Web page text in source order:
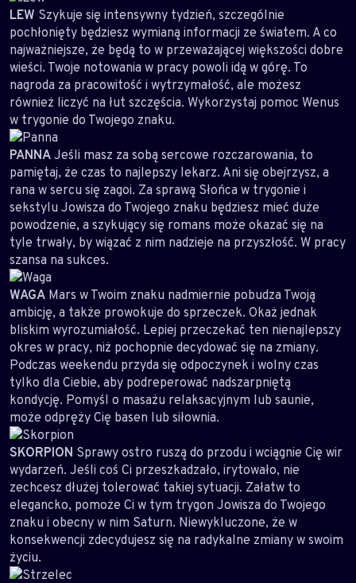
LEW Szykuje się intensywny tydzień, szczególnie
pochłonięty będziesz wymianą informacji ze światem. A co
najważniejsze, że będą to w przeważającej większości dobre
wieści. Twoje notowania w pracy powoli idą w górę. To
nagroda za pracowitość i wytrzymałość, ale możesz
również liczyć na łut szczęścia. Wykorzystaj pomoc Wenus
w trygonie do Twojego znaku.
PANNAJeśli masz za sobą sercowe rozczarowania, to
pamiętaj, że czas to najlepszy lekarz. Ani się obejrzysz, a
rana w sercu się zagoi. Za sprawą Słońca w trygonie i
sekstylu Jowisza do Twojego znaku będziesz mieć duże
powodzenie, a szykujący się romans może okazać się na
tyle trwały, by wiązać z nim nadzieje na przyszłość. W pracy
szansa na sukces.
WAGA Mars w Twoim znaku nadmiernie pobudza Twoją
ambicję, a także prowokuje do sprzeczek. Okaż jednak
bliskim wyrozumiałość. Lepiej przeczekać ten nienajlepszy
okres w pracy, niż pochopnie decydować się na zmiany.
Podczas weekendu przyda się odpoczynek i wolny czas
tylko dla Ciebie, aby podreperować nadszarpniętą
kondycję. Pomyśl o masażu relaksacyjnym lub saunie,
może odpręży Cię basen lub siłownia.
SKORPION Sprawy ostro ruszą do przodu i wciągnie Cię wir
wydarzeń. Jeśli coś Ci przeszkadzało, irytowało, nie
zechcesz dłużej tolerować takiej sytuacji. Załatw to
elegancko, pomoże Ci w tym trygon Jowisza do Twojego
znaku i obecny w nim Saturn. Niewykluczone, że w
konsekwencji zdecydujesz się na radykalne zmiany w swoim
życiu.